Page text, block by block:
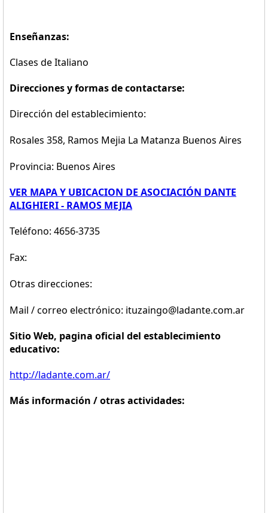
Enseñanzas:
Clases de Italiano
Direcciones y formas de contactarse:
Dirección del establecimiento:
Rosales 358, Ramos Mejia La Matanza Buenos Aires
Provincia: Buenos Aires
VER MAPA Y UBICACION DE ASOCIACIÓN DANTE
ALIGHIERI - RAMOS MEJIA
Teléfono: 4656-3735
Fax:
Otras direcciones:
Mail / correo electrónico: ituzaingo@ladante.com.ar
Sitio Web, pagina oficial del establecimiento
educativo:
http://ladante.com.ar/
Más información / otras actividades: